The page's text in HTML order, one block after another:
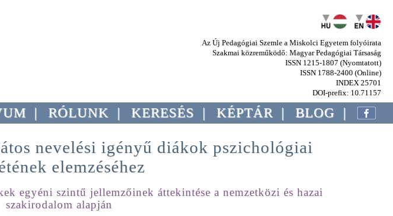
Az Új Pedagógiai Szemle a Miskolci Egyetem folyóirata
Szakmai közreműködő: Magyar Pedagógiai Társaság
ISSN 1215-1807 (Nyomtatott)
ISSN 1788-2400 (Online)
INDEX 25701
DOI-prefix: 10.71157
| RÓLUNK | KERESÉS | KÉPTÁR | BLOG |
nevelési igényű diákok pszichológiai
elemzéséhez
egyéni szintű jellemzőinek áttekintése a nemzetközi és hazai
szakirodalom alapján